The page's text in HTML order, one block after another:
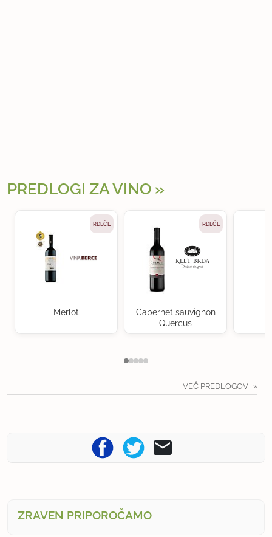
PREDLOGI ZA VINO
RDEČE
Merlot
RDEČE
Cabernet sauvignon
Quercus
VEČ PREDLOGOV
ZRAVEN PRIPOROČAMO